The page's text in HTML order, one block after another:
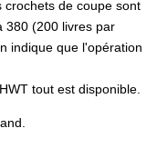
crochets de coupe sont
380 (200 livres par
indique que l'opération
tout est disponible.